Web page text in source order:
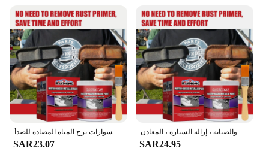
SAR23.07 SAR24.95